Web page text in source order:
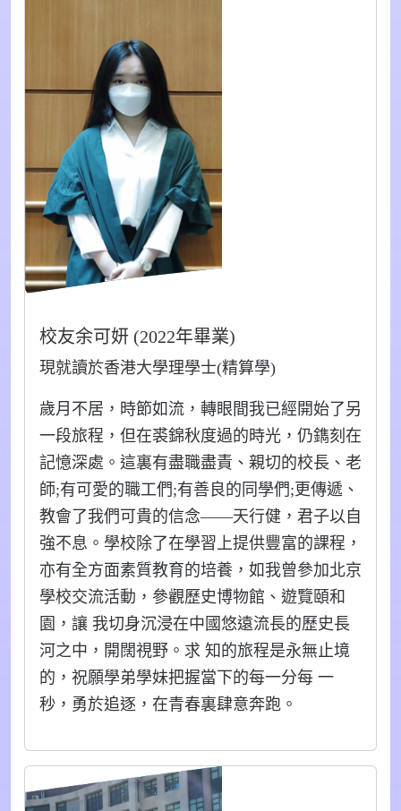
校友余可妍 (2022年畢業)
現就讀於香港大學理學士(精算學)
歲月不居，時節如流，轉眼間我已經開始了另
一段旅程，但在裘錦秋度過的時光，仍鐫刻在
記憶深處。這裏有盡職盡責、親切的校長、老
師;有可愛的職工們;有善良的同學們;更傳遞、
教會了我們可貴的信念——天行健，君子以自
強不息。學校除了在學習上提供豐富的課程，
亦有全方面素質教育的培養，如我曾參加北京
學校交流活動，參觀歷史博物館、遊覽頤和
園，讓 我切身沉浸在中國悠遠流長的歷史長
河之中，開闊視野。求 知的旅程是永無止境
的，祝願學弟學妹把握當下的每一分每 一
秒，勇於追逐，在青春裏肆意奔跑。